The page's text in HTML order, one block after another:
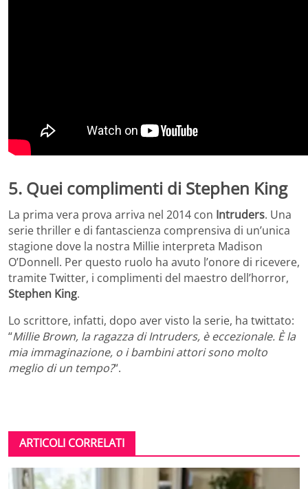
5. Quei complimenti di Stephen King
La prima vera prova arriva nel 2014 con Intruders. Una
serie thriller e di fantascienza comprensiva di un’unica
stagione dove la nostra Millie interpreta Madison
O’Donnell. Per questo ruolo ha avuto l’onore di ricevere,
tramite Twitter, i complimenti del maestro dell’horror,
Stephen King.
Lo scrittore, infatti, dopo aver visto la serie, ha twittato:
“Millie Brown, la ragazza di Intruders, è eccezionale. È la
mia immaginazione, o i bambini attori sono molto
meglio di un tempo?“.
ARTICOLI CORRELATI